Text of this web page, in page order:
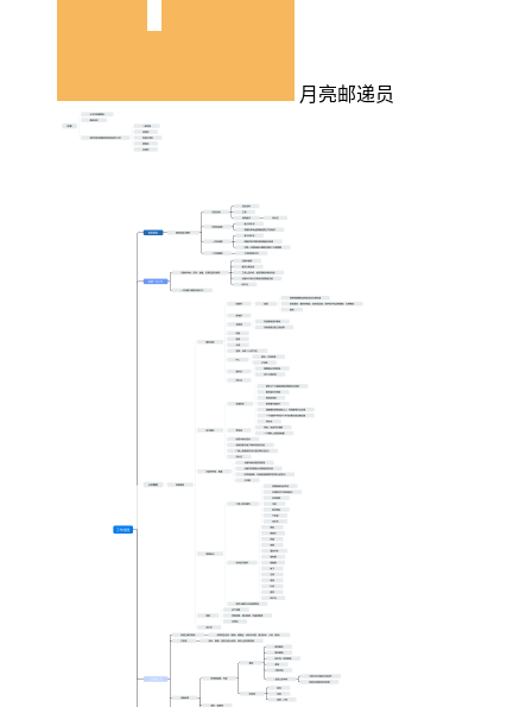
月亮邮递员